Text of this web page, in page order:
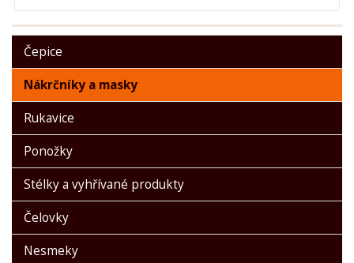
Čepice
Nákrčníky a masky
Rukavice
Ponožky
Stélky a vyhřívané produkty
Čelovky
Nesmeky